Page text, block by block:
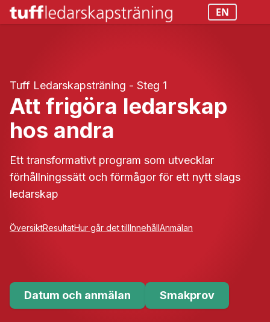
EN
Tuff Ledarskapsträning - Steg 1
Att frigöra ledarskap
hos andra
Ett transformativt program som utvecklar
förhållningssätt och förmågor för ett nytt slags
ledarskap
ÖversiktResultatHur går det tillInnehållAnmälan
Datum och anmälan Smakprov